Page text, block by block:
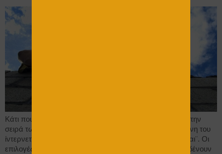
Κάτι που μας άρεσε και το προτείνουμε Συνεχίζουμε την
σειρά των σύντομων παρουσιάσεων . Στην απεραντοσύνη του
ίντερνετ , θέλουμε να βοηθήσουμε, αυτούς που “χάνονται¨. Οι
επιλογές είναι πολλές , όλα δείχνουν δελεαστικά και ότι δένουν